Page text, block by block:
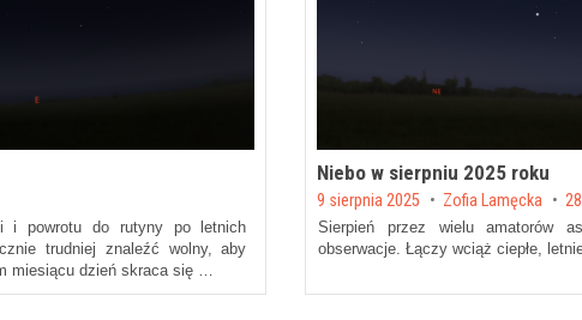
i powrotu do rutyny po letnich
trudniej znaleźć wolny, aby
miesiącu dzień skraca się …
Niebo w sierpniu 2025 roku
Posted on
9 sierpnia 2025 by Zofia Lamęcka
Sierpień przez wielu amatorów
obserwacje. Łączy wciąż ciepłe,